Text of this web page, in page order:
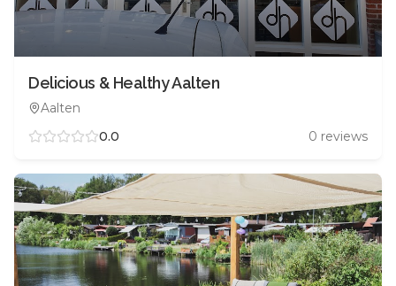
Delicious & Healthy Aalten
Aalten
0.0
0 reviews